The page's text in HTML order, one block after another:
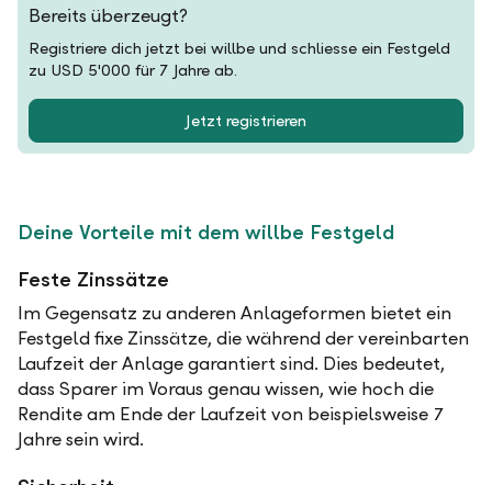
Bereits überzeugt?
Registriere dich jetzt bei willbe und schliesse ein Festgeld
zu USD 5'000 für 7 Jahre ab.
Jetzt registrieren
Deine Vorteile mit dem willbe Festgeld
Feste Zinssätze
Im Gegensatz zu anderen Anlageformen bietet ein
Festgeld fixe Zinssätze, die während der vereinbarten
Laufzeit der Anlage garantiert sind. Dies bedeutet,
dass Sparer im Voraus genau wissen, wie hoch die
Rendite am Ende der Laufzeit von beispielsweise 7
Jahre sein wird.